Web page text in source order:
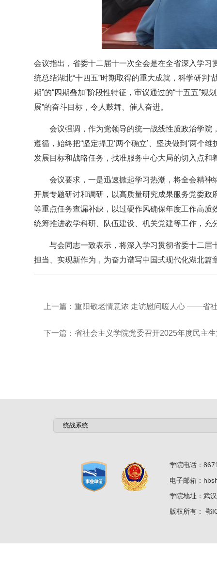
会议指出，省委十二届十一次全会是在全省深入学
统总结湖北“十四五”时期取得的重大成就，科学研判
期”的“四期叠加”阶段性特征，审议通过的“十五五”
展”的奋斗目标，令人鼓舞、催人奋进。
会议强调，作为党领导的统一战线性质政治学
遵循，始终把“坚定捍卫‘两个确立’、坚决做到‘两个
发展目标和战略任务，找准服务中心大局的切入点和
会议要求，一是迅速掀起学习热潮，将全会精神
开展专题研讨和调研，以高质量研究成果服务党委政
等重点任务查漏补缺，以过硬作风确保年度工作高质
统筹推进教学科研、队伍建设、机关党建等工作，充
与会同志一致表示，将深入学习贯彻省委十二
担当、实现新作为，为奋力谱写中国式现代化湖北篇
上一篇： 重阳敬老情意浓 走访慰问暖人心 ——省
下一篇： 省社会主义学院党委召开2025年度民主
学院电话：
电子邮箱：
学院地址：武
版权所有： 鄂